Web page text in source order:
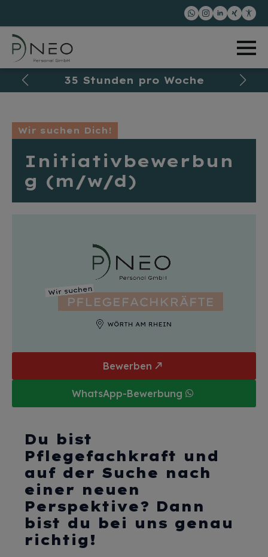
35 Stunden pro Woche
Wir suchen Dich!
Initiativbewerbun
g (m/w/d)
Bewerben
WhatsApp-Bewerbung
Du bist
Pflegefachkraft und
auf der Suche nach
einer neuen
Perspektive? Dann
bist du bei uns genau
richtig!